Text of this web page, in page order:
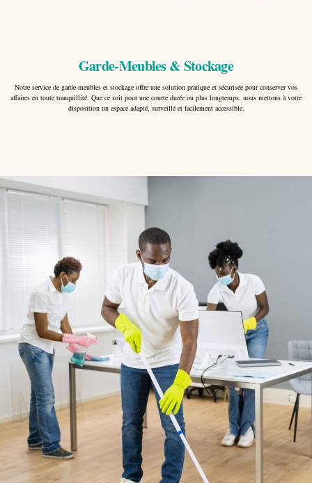
Garde-Meubles & Stockage
Notre service de garde-meubles et stockage offre une solution pratique et sécurisée pour conserver vos
affaires en toute tranquillité. Que ce soit pour une courte durée ou plus longtemps, nous mettons à votre
disposition un espace adapté, surveillé et facilement accessible.